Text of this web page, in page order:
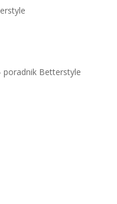
poradnik Betterstyle